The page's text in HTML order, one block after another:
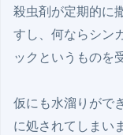
殺虫剤が定期的に
すし、何ならシン
ックというものを
仮にも水溜りがで
に処されてしまい